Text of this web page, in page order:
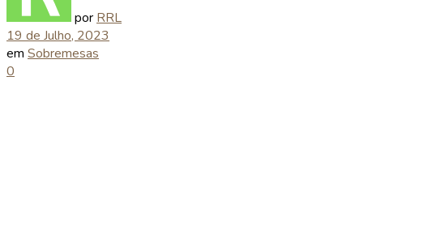
por RRL
19 de Julho, 2023
em Sobremesas
0